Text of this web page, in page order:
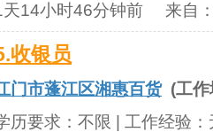
天14小时46分钟前 来自
收银员
门市蓬江区湘惠百货(工作
历要求： 不限 | 工作经验：